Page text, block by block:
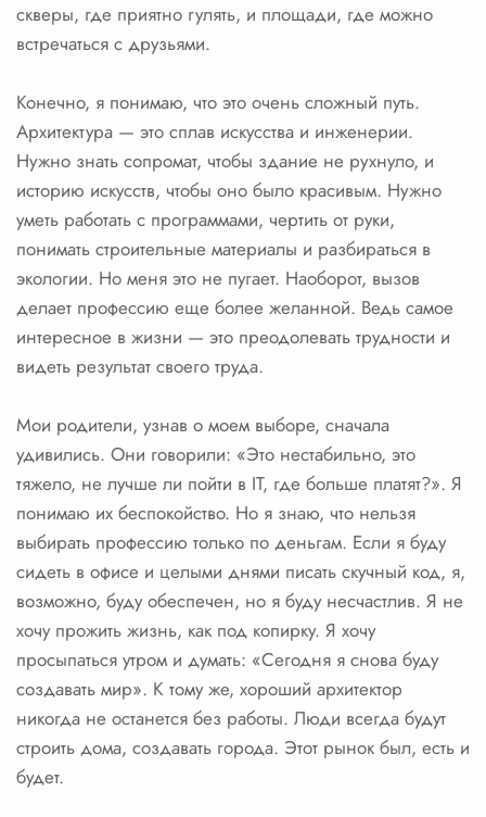
скверы, где приятно гулять, и площади, где можно
встречаться с друзьями.
Конечно, я понимаю, что это очень сложный путь.
Архитектура — это сплав искусства и инженерии.
Нужно знать сопромат, чтобы здание не рухнуло, и
историю искусств, чтобы оно было красивым. Нужно
уметь работать с программами, чертить от руки,
понимать строительные материалы и разбираться в
экологии. Но меня это не пугает. Наоборот, вызов
делает профессию еще более желанной. Ведь самое
интересное в жизни — это преодолевать трудности и
видеть результат своего труда.
Мои родители, узнав о моем выборе, сначала
удивились. Они говорили: «Это нестабильно, это
тяжело, не лучше ли пойти в IT, где больше платят?». Я
понимаю их беспокойство. Но я знаю, что нельзя
выбирать профессию только по деньгам. Если я буду
сидеть в офисе и целыми днями писать скучный код, я,
возможно, буду обеспечен, но я буду несчастлив. Я не
хочу прожить жизнь, как под копирку. Я хочу
просыпаться утром и думать: «Сегодня я снова буду
создавать мир». К тому же, хороший архитектор
никогда не останется без работы. Люди всегда будут
строить дома, создавать города. Этот рынок был, есть и
будет.